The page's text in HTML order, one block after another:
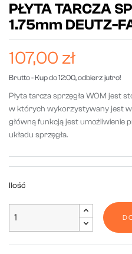
PŁYTA TARCZA
1.75mm DEUTZ-
107,00 zł
Brutto- Kup do 12:00, odbierz jutro!
Płyta tarcza sprzęgła WOM jest
w których wykorzystywany jest
główną funkcją jest umożliwienie
układu sprzęgła.
Ilość